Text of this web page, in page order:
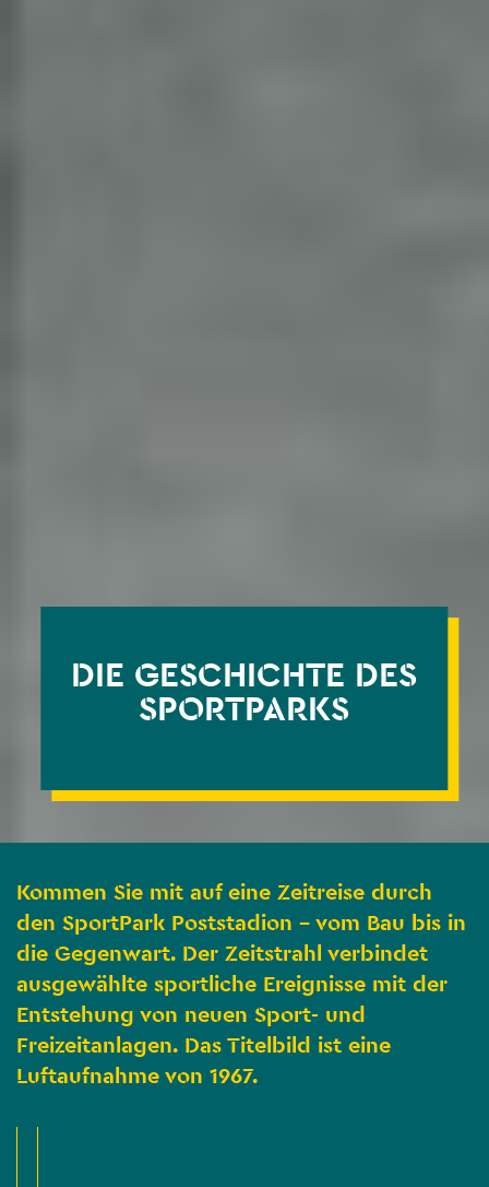
DIE GESCHICHTE DES
SPORTPARKS
Kommen Sie mit auf eine Zeitreise durch
den SportPark Poststadion - vom Bau bis in
die Gegenwart. Der Zeitstrahl verbindet
ausgewählte sportliche Ereignisse mit der
Entstehung von neuen Sport- und
Freizeitanlagen. Das Titelbild ist eine
Luftaufnahme von 1967.